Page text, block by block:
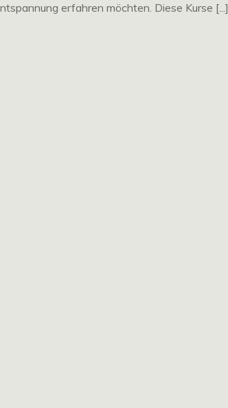
erfahren möchten. Diese Kurse [...]